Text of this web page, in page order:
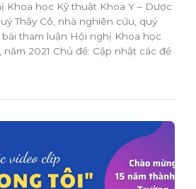
Khoa học Kỹ thuật Khoa Y – Dược
Thầy Cô, nhà nghiên cứu, quý
tham luận Hội nghị Khoa học
2021 Chủ đề: Cập nhật các đề